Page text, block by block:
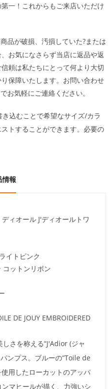
一！これからもご来店いただけ
品が破損、汚損していた?または
お気になさらず当店に返品や返
頼は私たちにとって何より大切
保障いたします。お問い合わせ
お気軽にご連絡ください。
込むことで希望なサイズ/カラ
トすることができます。必要の
情報
ィオール J'ディオールトワ
トピンク
コットンリボン
DE JOUY EMBROIDERED
さを称える“J'Adior (ジャ
ンプス。ブルーの“Toile de
用したローカットのアッパ
マヒールが描く、力強いシ